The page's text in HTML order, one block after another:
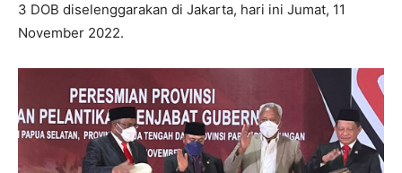
3 DOB diselenggarakan di Jakarta, hari ini Jumat, 11
November 2022.